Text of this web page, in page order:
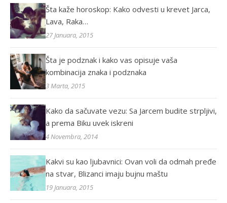
Šta kaže horoskop: Kako odvesti u krevet Jarca,
Lava, Raka…
27 Januara, 2015
Šta je podznak i kako vas opisuje vaša
kombinacija znaka i podznaka
3 Marta, 2015
Kako da sačuvate vezu: Sa Jarcem budite strpljivi,
a prema Biku uvek iskreni
4 Novembra, 2014
Kakvi su kao ljubavnici: Ovan voli da odmah pređe
na stvar, Blizanci imaju bujnu maštu
19 Januara, 2015